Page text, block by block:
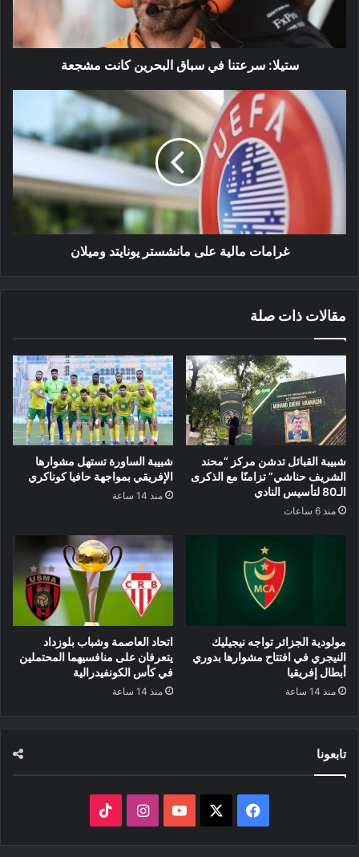
مشجعة
ستيلا: سرعتنا في سباق البحرين كانت مشجعة
غرامات
مالية
على
مانشستر
يونايتد
وميلان
غرامات مالية على مانشستر يونايتد وميلان
مقالات ذات صلة
شبيبة القبائل تدشن مركز “محند
الشريف حناشي” تزامنًا مع الذكرى
الـ80 لتأسيس النادي
منذ 6 ساعات
شبيبة الساورة تستهل مشوارها
الإفريقي بمواجهة حافيا كوناكري
منذ 14 ساعة
مولودية الجزائر تواجه نيجيليك
النيجري في افتتاح مشوارها بدوري
أبطال إفريقيا
منذ 14 ساعة
اتحاد العاصمة وشباب بلوزداد
يتعرفان على منافسيهما المحتملين
في كأس الكونفيدرالية
منذ 14 ساعة
تابعونا
فيسبوك ‫YouTubeانستقرام